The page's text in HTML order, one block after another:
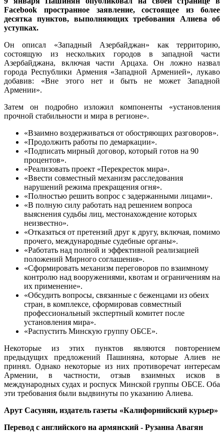
Facebook пространное заявление, состоящее из более
десятка пунктов, выполняющих требования Алиева об
уступках.
Он описал «Западный Азербайджан» как территорию,
состоящую из нескольких городов в западной части
Азербайджана, включая части Арцаха. Он ложно назвал
города Республики Армения «Западной Арменией», лукаво
добавив: «Вне этого нет и быть не может Западной
Армении».
Затем он подробно изложил компоненты «установления
прочной стабильности и мира в регионе».
«Взаимно воздерживаться от обостряющих разговоров».
«Продолжить работы по демаркации».
«Подписать мирный договор, который готов на 90
процентов».
«Реализовать проект «Перекресток мира».
«Ввести совместный механизм расследования
нарушений режима прекращения огня».
«Полностью решить вопрос с задержанными лицами».
«В полную силу работать над решением вопроса
выяснения судьбы лиц, местонахождение которых
неизвестно».
«Отказаться от претензий друг к другу, включая, помимо
прочего, международные судебные органы».
«Работать над полной и эффективной реализацией
положений Мирного соглашения».
«Сформировать механизм переговоров по взаимному
контролю над вооружениями, квотам и ограничениям на
их применение».
«Обсудить вопросы, связанные с беженцами из обеих
стран, в комплексе, сформировав совместный
профессиональный экспертный комитет после
установления мира».
«Распустить Минскую группу ОБСЕ».
Некоторые из этих пунктов являются повторением
предыдущих предложений Пашиняна, которые Алиев не
принял. Однако некоторые из них противоречат интересам
Армении, в частности, отзыв взаимных исков в
международных судах и роспуск Минской группы ОБСЕ. Оба
эти требования были выдвинуты по указанию Алиева.
Арут Сасунян, издатель газеты «Калифорнийский курьер»
Перевод с английского на армянский - Рузанна Авагян